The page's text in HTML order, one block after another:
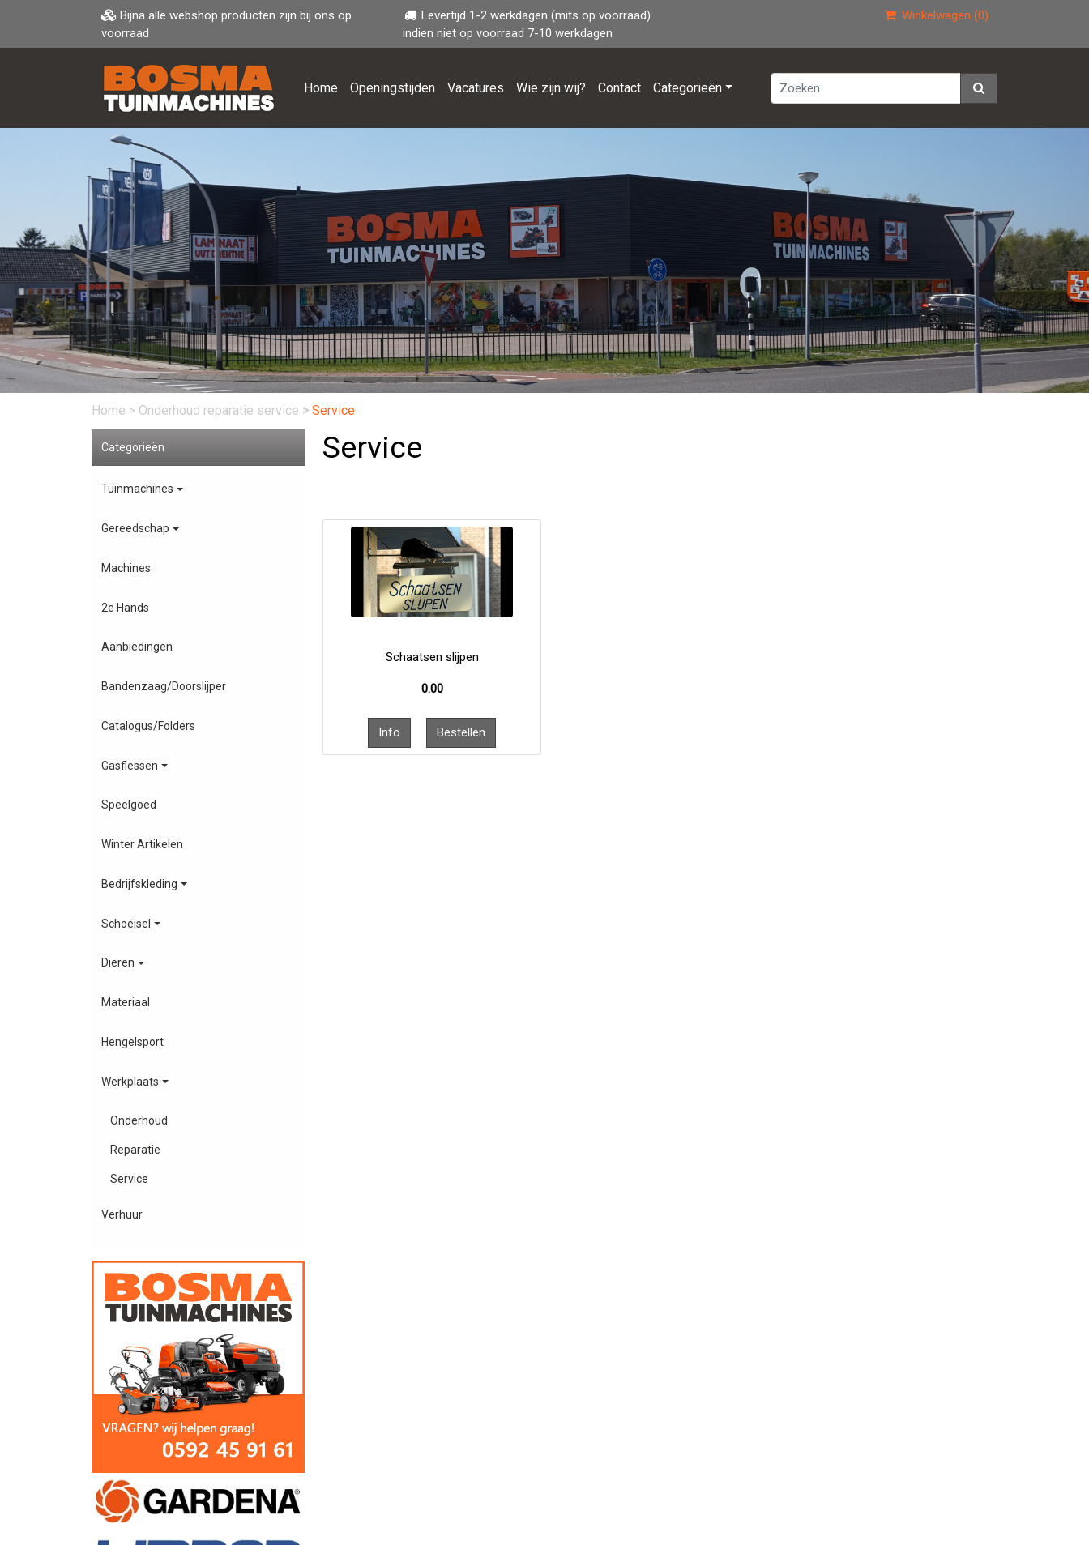
Bijna alle webshop producten zijn bij ons op
voorraad
Levertijd 1-2 werkdagen (mits op voorraad)
indien niet op voorraad 7-10 werkdagen
Winkelwagen (0)
Home Openingstijden Vacatures Wie zijn wij? Contact Categorieën
Home > Onderhoud reparatie service > Service
Categorieën
Tuinmachines
Gereedschap
Machines
2e Hands
Aanbiedingen
Bandenzaag/Doorslijper
Catalogus/Folders
Gasflessen
Speelgoed
Winter Artikelen
Bedrijfskleding
Schoeisel
Dieren
Materiaal
Hengelsport
Werkplaats
Onderhoud
Reparatie
Service
Verhuur
Service
Schaatsen slijpen
0.00